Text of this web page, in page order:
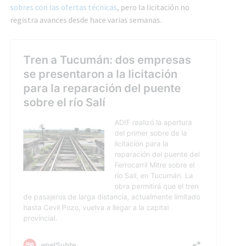
sobres con las ofertas técnicas, pero la licitación no
registra avances desde hace varias semanas.